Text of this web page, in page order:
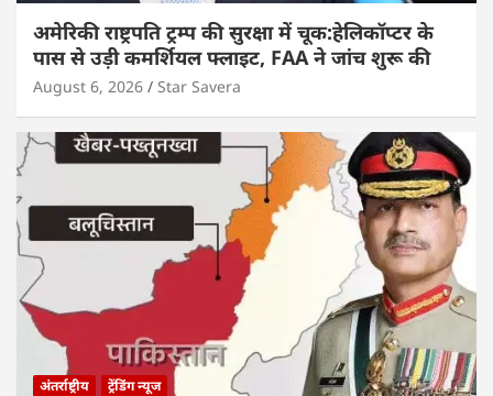
अमेरिकी राष्ट्रपति ट्रम्प की सुरक्षा में चूक:हेलिकॉप्टर के
पास से उड़ी कमर्शियल फ्लाइट, FAA ने जांच शुरू की
August 6, 2026 Star Savera
अंतर्राष्ट्रीय ट्रेंडिंग न्यूज